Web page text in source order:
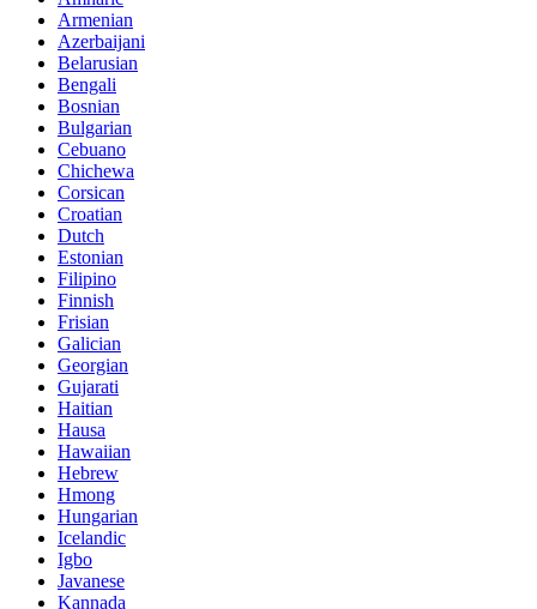
Armenian
Azerbaijani
Belarusian
Bengali
Bosnian
Bulgarian
Cebuano
Chichewa
Corsican
Croatian
Dutch
Estonian
Filipino
Finnish
Frisian
Galician
Georgian
Gujarati
Haitian
Hausa
Hawaiian
Hebrew
Hmong
Hungarian
Icelandic
Igbo
Javanese
Kannada